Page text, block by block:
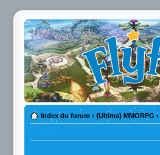
Index du forum ‹ {Ultima} MMORPG ‹